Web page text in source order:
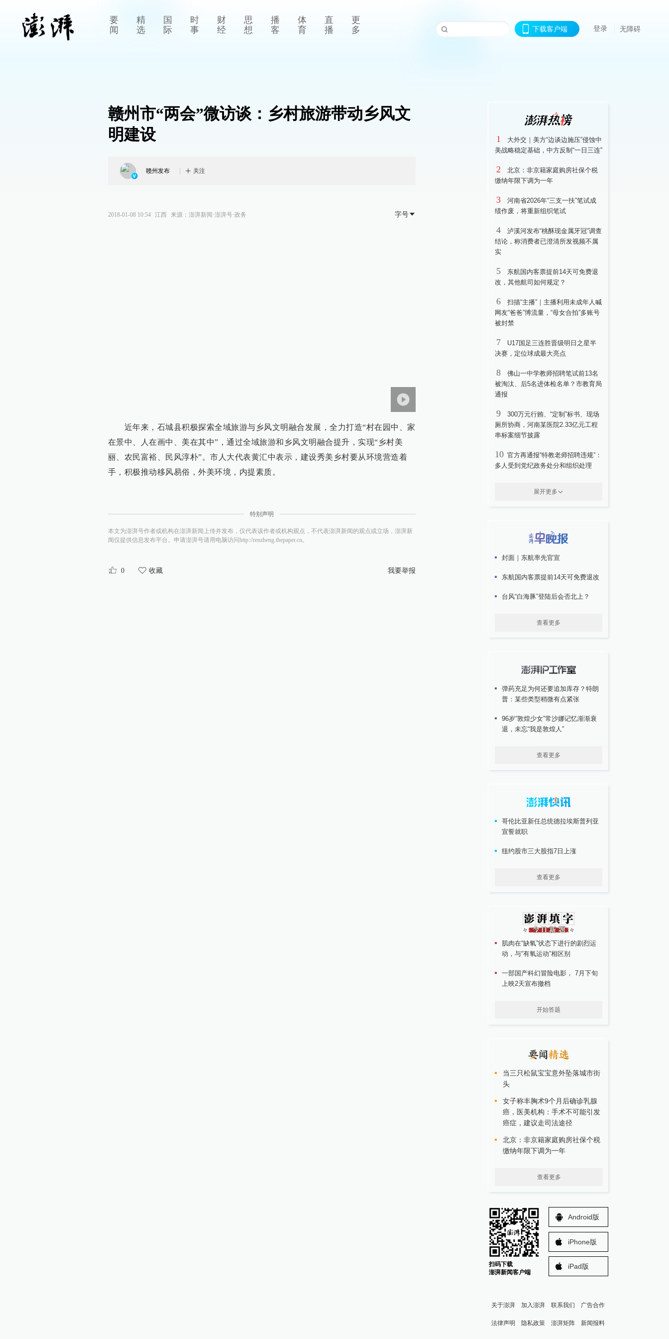
要
闻
精
选
国
际
时
事
财
经
思
想
播
客
体
育
直
播
更
多
下载客户端 登录 无障碍
赣州市“两会”微访谈：乡村旅游带动乡风文
明建设
赣州发布 关注
2018-01-08 10:54 江西 来源： 澎湃新闻·澎湃号·政务 字号
近年来，石城县积极探索全域旅游与乡风文明融合发展，全力打造“村在园中、家
在景中、人在画中、美在其中”，通过全域旅游和乡风文明融合提升，实现“乡村美
丽、农民富裕、民风淳朴”。市人大代表黄汇中表示，建设秀美乡村要从环境营造着
手，积极推动移风易俗，外美环境，内提素质。
特别声明
本文为澎湃号作者或机构在澎湃新闻上传并发布，仅代表该作者或机构观点，不代表澎湃新闻的观点或立场，澎湃新
闻仅提供信息发布平台。申请澎湃号请用电脑访问http://renzheng.thepaper.cn。
0 收藏 我要举报
1
大外交｜美方“边谈边施压”侵蚀中
美战略稳定基础，中方反制“一日三连”
2
北京：非京籍家庭购房社保个税
缴纳年限下调为一年
3
河南省2026年“三支一扶”笔试成
绩作废，将重新组织笔试
4
泸溪河发布“桃酥现金属牙冠”调查
结论，称消费者已澄清所发视频不属
实
5
东航国内客票提前14天可免费退
改，其他航司如何规定？
6
扫描“主播”｜主播利用未成年人喊
网友“爸爸”博流量，“母女合拍”多账号
被封禁
7
U17国足三连胜晋级明日之星半
决赛，定位球成最大亮点
8
佛山一中学教师招聘笔试前13名
被淘汰、后5名进体检名单？市教育局
通报
9
300万元行贿、“定制”标书、现场
厕所协商，河南某医院2.33亿元工程
串标案细节披露
10 官方再通报“特教老师招聘违规”：
多人受到党纪政务处分和组织处理
展开更多
封面｜东航率先官宣
东航国内客票提前14天可免费退改
台风“白海豚”登陆后会否北上？
查看更多
弹药充足为何还要追加库存？特朗
普：某些类型稍微有点紧张
96岁“敦煌少女”常沙娜记忆渐渐衰
退，未忘“我是敦煌人”
查看更多
哥伦比亚新任总统德拉埃斯普列亚
宣誓就职
纽约股市三大股指7日上涨
查看更多
肌肉在“缺氧”状态下进行的剧烈运
动，与“有氧运动”相区别
一部国产科幻冒险电影， 7月下旬
上映2天宣布撤档
开始答题
当三只松鼠宝宝意外坠落城市街
头
女子称丰胸术9个月后确诊乳腺
癌，医美机构：手术不可能引发
癌症，建议走司法途径
北京：非京籍家庭购房社保个税
缴纳年限下调为一年
查看更多
扫码下载
澎湃新闻客户端
Android版
iPhone版
iPad版
关于澎湃 加入澎湃 联系我们 广告合作
法律声明 隐私政策 澎湃矩阵 新闻报料